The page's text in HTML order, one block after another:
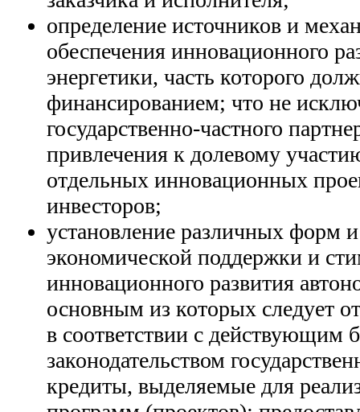
определение источников и
обеспечения инновационного
энергетики, часть которого
финансированием; что не
государственно-частного
привлечения к долевому
отдельных инновационных
инвесторов;
установление различных форм
экономической поддержки и
инновационного развития
основным из которых следует
в соответствии с
законодательством
кредиты, выделяемые для